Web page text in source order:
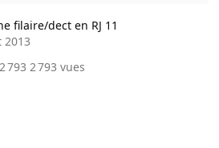
filaire/dect en RJ 11
2013
2 793 vues